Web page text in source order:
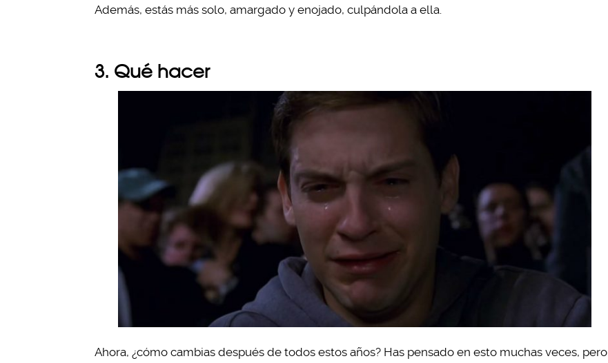
Además, estás más solo, amargado y enojado, culpándola a ella.
3. Qué hacer
Ahora, ¿cómo cambias después de todos estos años? Has pensado en esto muchas veces, pero